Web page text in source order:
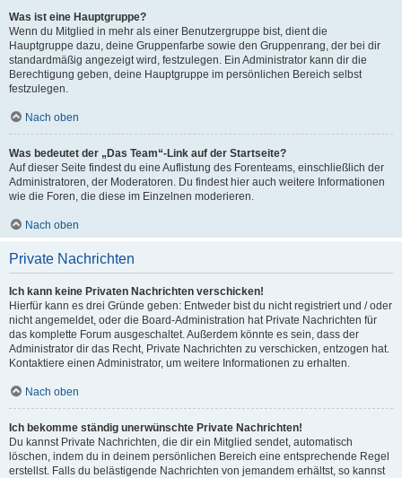
Was ist eine Hauptgruppe?
Wenn du Mitglied in mehr als einer Benutzergruppe bist, dient die
Hauptgruppe dazu, deine Gruppenfarbe sowie den Gruppenrang, der bei dir
standardmäßig angezeigt wird, festzulegen. Ein Administrator kann dir die
Berechtigung geben, deine Hauptgruppe im persönlichen Bereich selbst
festzulegen.
Nach oben
Was bedeutet der „Das Team“-Link auf der Startseite?
Auf dieser Seite findest du eine Auflistung des Forenteams, einschließlich der
Administratoren, der Moderatoren. Du findest hier auch weitere Informationen
wie die Foren, die diese im Einzelnen moderieren.
Nach oben
Private Nachrichten
Ich kann keine Privaten Nachrichten verschicken!
Hierfür kann es drei Gründe geben: Entweder bist du nicht registriert und / oder
nicht angemeldet, oder die Board-Administration hat Private Nachrichten für
das komplette Forum ausgeschaltet. Außerdem könnte es sein, dass der
Administrator dir das Recht, Private Nachrichten zu verschicken, entzogen hat.
Kontaktiere einen Administrator, um weitere Informationen zu erhalten.
Nach oben
Ich bekomme ständig unerwünschte Private Nachrichten!
Du kannst Private Nachrichten, die dir ein Mitglied sendet, automatisch
löschen, indem du in deinem persönlichen Bereich eine entsprechende Regel
erstellst. Falls du belästigende Nachrichten von jemandem erhältst, so kannst